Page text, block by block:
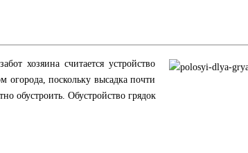
хозяина считается устройство
огорода, поскольку высадка почти
обустроить. Обустройство грядок